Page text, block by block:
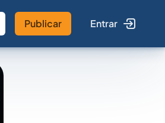
Publicar Entrar